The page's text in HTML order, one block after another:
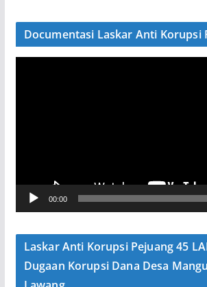
Documentasi Laskar Anti Korupsi
V
e
00:00
Laskar Anti Korupsi Pejuang 45
Dugaan Korupsi Dana Desa